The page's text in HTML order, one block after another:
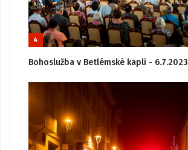
4
Bohoslužba v Betlémské kapli - 6.7.2023